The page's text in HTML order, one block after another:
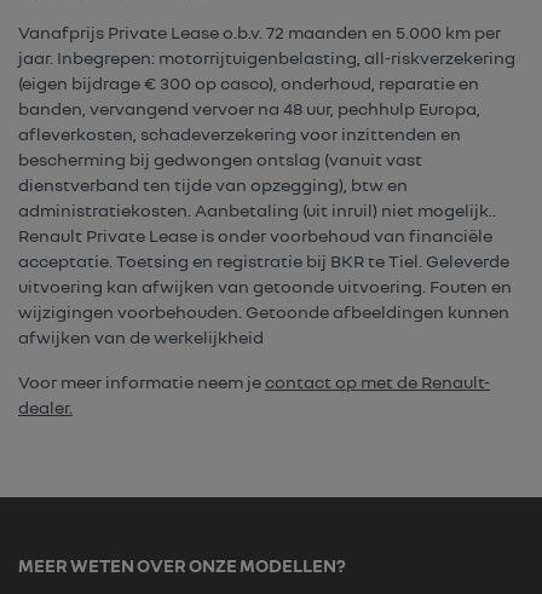
Vanafprijs Private Lease o.b.v. 72 maanden en 5.000 km per
jaar. Inbegrepen: motorrijtuigenbelasting, all-riskverzekering
(eigen bijdrage € 300 op casco), onderhoud, reparatie en
banden, vervangend vervoer na 48 uur, pechhulp Europa,
afleverkosten, schadeverzekering voor inzittenden en
bescherming bij gedwongen ontslag (vanuit vast
dienstverband ten tijde van opzegging), btw en
administratiekosten. Aanbetaling (uit inruil) niet mogelijk..
Renault Private Lease is onder voorbehoud van financiële
acceptatie. Toetsing en registratie bij BKR te Tiel. Geleverde
uitvoering kan afwijken van getoonde uitvoering. Fouten en
wijzigingen voorbehouden. Getoonde afbeeldingen kunnen
afwijken van de werkelijkheid
Voor meer informatie neem jecontact op met de Renault-
dealer.
MEER WETEN OVER ONZE MODELLEN?